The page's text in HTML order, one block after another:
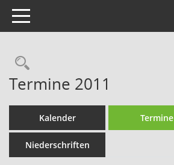
Toggle navigation
Rechercheauswahl
Termine 2011
Kalender Termine
Niederschriften